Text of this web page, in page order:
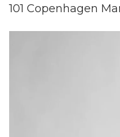
101 Copenhagen